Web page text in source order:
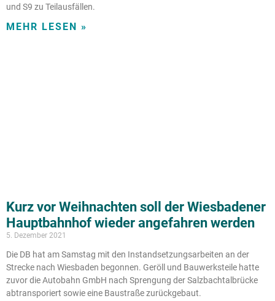
und S9 zu Teilausfällen.
MEHR LESEN »
Kurz vor Weihnachten soll der Wiesbadener
Hauptbahnhof wieder angefahren werden
5. Dezember 2021
Die DB hat am Samstag mit den Instandsetzungsarbeiten an der
Strecke nach Wiesbaden begonnen. Geröll und Bauwerksteile hatte
zuvor die Autobahn GmbH nach Sprengung der Salzbachtalbrücke
abtransporiert sowie eine Baustraße zurückgebaut.